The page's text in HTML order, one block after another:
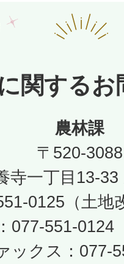
関するお
農林課
〒520-3088
寺一丁目13-
0125（土地
077-551-0124
ックス：077-